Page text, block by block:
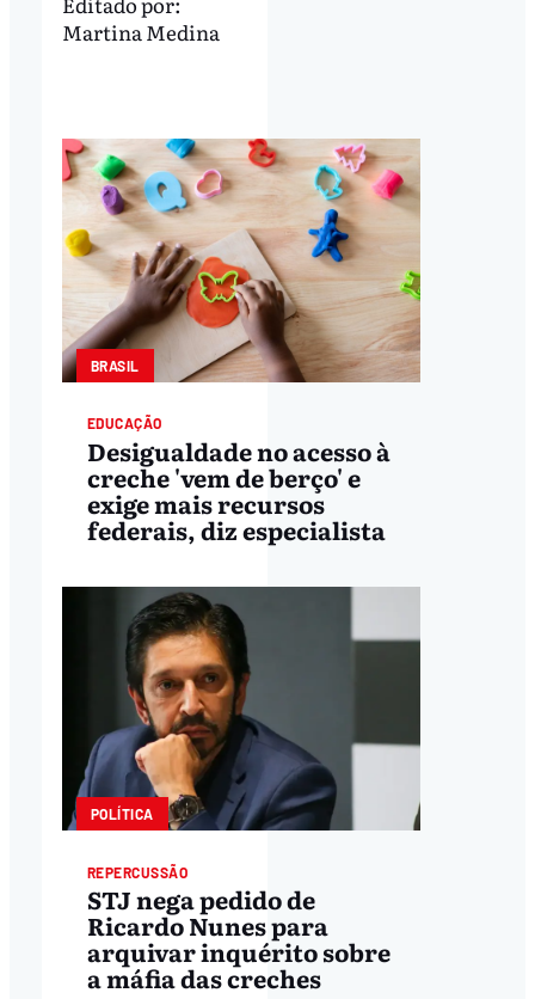
Martina Medina
BRASIL
EDUCAÇÃO
Desigualdade no acesso à
creche 'vem de berço' e
exige mais recursos
federais, diz especialista
POLÍTICA
REPERCUSSÃO
STJ nega pedido de
Ricardo Nunes para
arquivar inquérito sobre
a máfia das creches